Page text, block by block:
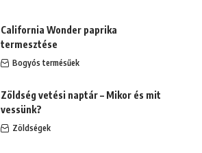
California Wonder paprika
termesztése
Bogyós termésűek
Zöldség vetési naptár – Mikor és mit
vessünk?
Zöldségek